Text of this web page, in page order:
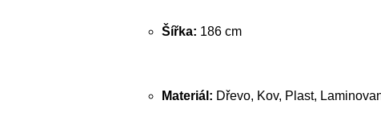
Šířka: 186 cm
Materiál: Dřevo, Kov, Plast,